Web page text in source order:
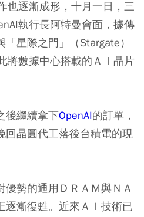
也逐漸成形，十月一日，三
執行長阿特曼會面，據傳
星際之門」（Stargate）
將數據中心搭載的ＡＩ晶片
後繼續拿下OpenAI的訂單，
回晶圓代工落後台積電的現
勢的通用ＤＲＡＭ與ＮＡ
逐漸復甦。近來ＡＩ技術已